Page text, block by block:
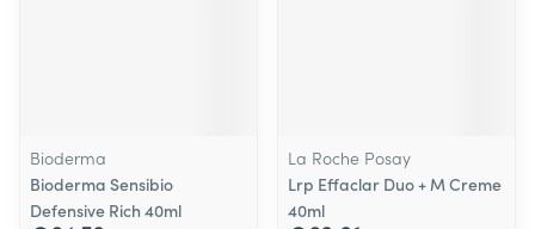
Bioderma
Bioderma Sensibio
Defensive Rich 40ml
La Roche Posay
Lrp Effaclar Duo + M Creme
40ml